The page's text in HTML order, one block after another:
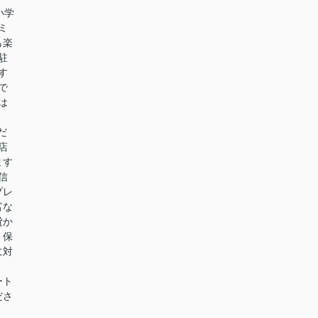
学
楽
す
レ
な
か
保
対